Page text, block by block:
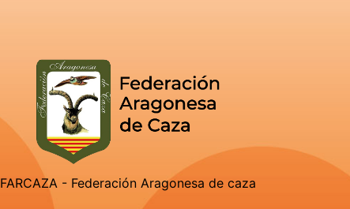
FARCAZA - Federación Aragonesa de caza